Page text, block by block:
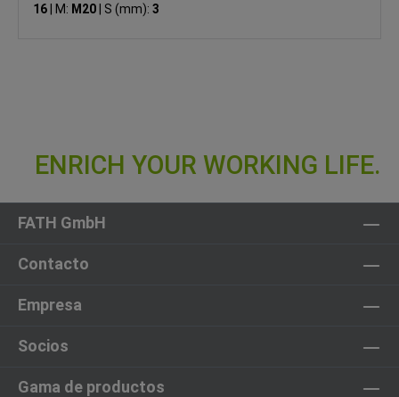
16
M: M20 S (mm): 3
FATH GmbH
Contacto
Empresa
Socios
Gama de productos